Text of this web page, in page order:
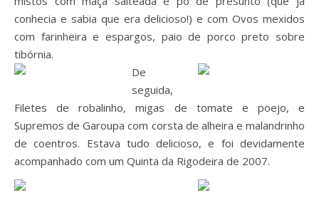
conhecia e sabia que era delicioso!) e com Ovos mexidos
com farinheira e espargos, paio de porco preto sobre
tibórnia.
De
seguida,
Filetes de robalinho, migas de tomate e poejo, e
Supremos de Garoupa com corsta de alheira e malandrinho
de coentros. Estava tudo delicioso, e foi devidamente
acompanhado com um Quinta da Rigodeira de 2007.